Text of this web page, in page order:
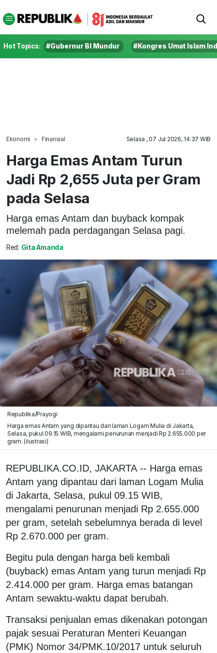
Hot Topics: #Gubernur BI Mundur #Kongres Umat Islam
Ekonomi Finansial Selasa , 07 Jul 2026, 14:37 WIB
Harga Emas Antam Turun
Jadi Rp 2,655 Juta per Gram
pada Selasa
Harga emas Antam dan buyback kompak
melemah pada perdagangan Selasa pagi.
Red: Gita Amanda
Republika/Prayogi
Harga emas Antam yang dipantau dari laman Logam Mulia di Jakarta,
Selasa, pukul 09.15 WIB, mengalami penurunan menjadi Rp 2.655.000 per
gram. (ilustrasi)
REPUBLIKA.CO.ID, JAKARTA -- Harga emas
Antam yang dipantau dari laman Logam Mulia
di Jakarta, Selasa, pukul 09.15 WIB,
mengalami penurunan menjadi Rp 2.655.000
per gram, setelah sebelumnya berada di level
Rp 2.670.000 per gram.
Begitu pula dengan harga beli kembali
(buyback) emas Antam yang turun menjadi Rp
2.414.000 per gram. Harga emas batangan
Antam sewaktu-waktu dapat berubah.
Transaksi penjualan emas dikenakan potongan
pajak sesuai Peraturan Menteri Keuangan
(PMK) Nomor 34/PMK.10/2017 untuk seluruh